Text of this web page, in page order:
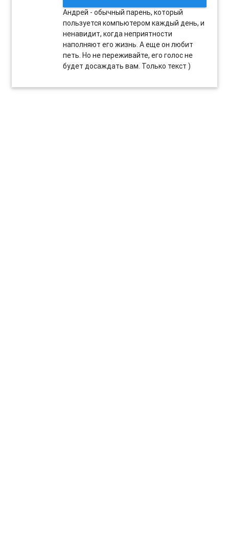
Андрей - обычный парень, который
пользуется компьютером каждый день, и
ненавидит, когда неприятности
наполняют его жизнь. А еще он любит
петь. Но не переживайте, его голос не
будет досаждать вам. Только текст )